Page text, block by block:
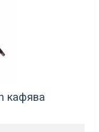
кафява